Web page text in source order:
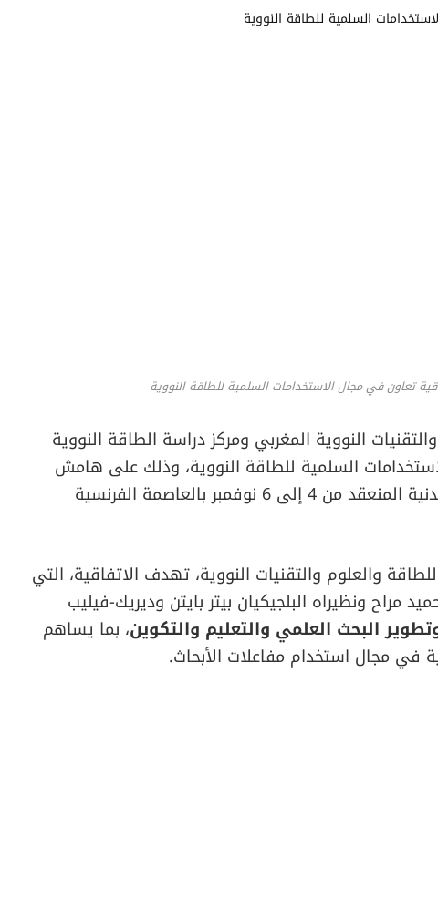
تعاون في مجال الاستخدامات السلمية للطاقة النووية
النووية المغربي ومركز دراسة الطاقة النووية
السلمية للطاقة النووية، وذلك على هامش
بالعاصمة الفرنسية
والعلوم والتقنيات النووية، تهدف الاتفاقية، التي
مراح ونظيراه البلجيكيان بيتر بايتن وديريك-فيليب
البحث العلمي والتعليم والتكوين، بما يساهم
في مجال استخدام مفاعلات الأبحاث.